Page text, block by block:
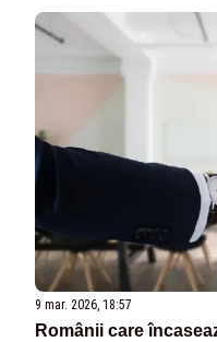
9 mar. 2026, 18:57
Românii care